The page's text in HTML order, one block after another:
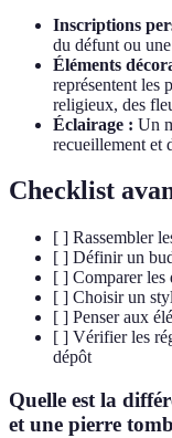
Inscriptions
du défunt ou
Éléments
représentent les
religieux, des
Éclairage : Un
recueillement et
Checklist
[ ] Rassembler
[ ] Définir un
[ ] Comparer les
[ ] Choisir un
[ ] Penser aux
[ ] Vérifier les
dépôt
Quelle est la
et une pierre